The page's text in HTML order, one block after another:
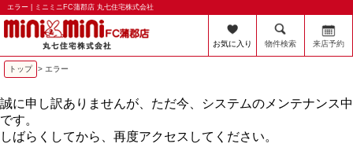
エラー | ミニミニFC蒲郡店 丸七住宅株式会社
お気に入り 物件検索 来店予約
トップ > エラー
誠に申し訳ありませんが、ただ今、システムのメンテナンス中
です。
しばらくしてから、再度アクセスしてください。